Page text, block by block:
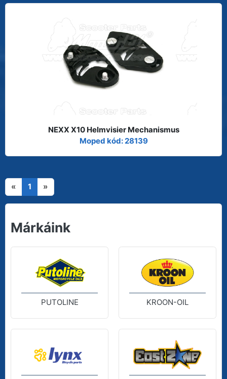
NEXX X10 Helmvisier Mechanismus
Moped kód: 28139
« 1 »
Márkáink
PUTOLINE KROON-OIL